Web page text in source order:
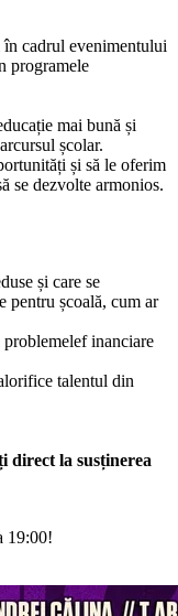
cadrul evenimentului
programele
mai bună și
școlar.
și să le oferim
se dezvolte armonios.
și care se
pentru școală, cum ar
inanciare
talentul din
direct la susținerea
19:00!